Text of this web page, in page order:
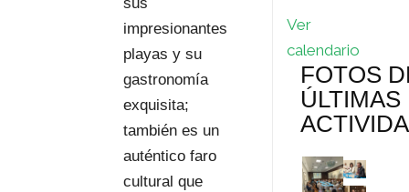
sus
impresionantes
playas y su
gastronomía
exquisita;
también es un
auténtico faro
cultural que
Ver
calendario
FOTOS
ÚLTIMAS